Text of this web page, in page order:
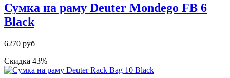
Сумка на раму Deuter Mondego FB 6
Black
6270 руб
Скидка 43%